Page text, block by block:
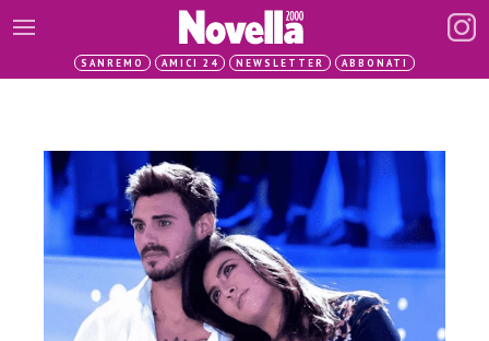
SANREMO AMICI 24 NEWSLETTER ABBONATI